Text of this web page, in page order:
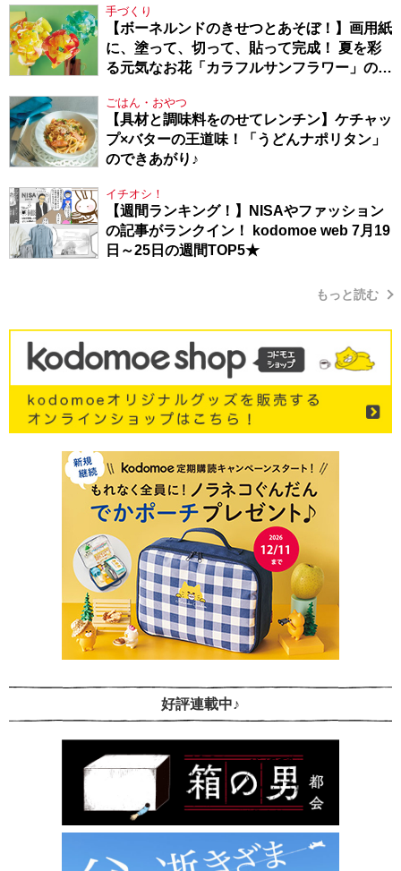
手づくり
【ボーネルンドのきせつとあそぼ！】画用紙
に、塗って、切って、貼って完成！ 夏を彩
る元気なお花「カラフルサンフラワー」の作
ごはん・おやつ
【具材と調味料をのせてレンチン】ケチャッ
プ×バターの王道味！「うどんナポリタン」
のできあがり♪
イチオシ！
【週間ランキング！】NISAやファッション
の記事がランクイン！ kodomoe web 7月19
日～25日の週間TOP5★
もっと読む
好評連載中♪